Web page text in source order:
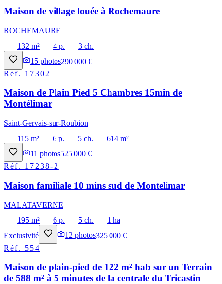
Maison de village louée à Rochemaure
ROCHEMAURE
132 m²
4 p.
3 ch.
15 photos290 000 €
Réf. 17302
Maison de Plain Pied 5 Chambres 15min de
Montélimar
Saint-Gervais-sur-Roubion
115 m²
6 p. 5 ch.
614 m²
11 photos525 000 €
Réf. 17238-2
Maison familiale 10 mins sud de Montelimar
MALATAVERNE
195 m²
6 p. 5 ch.
1 ha
Exclusivité
12 photos325 000 €
Réf. 554
Maison de plain-pied de 122 m² hab sur un Terrain
de 588 m² à 5 minutes de la centrale du Tricastin